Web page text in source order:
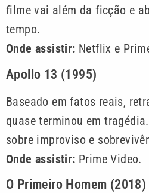
filme vai além da ficção e
tempo.
Onde assistir: Netflix e
Apollo 13 (1995)
Baseado em fatos reais,
quase terminou em
sobre improviso e
Onde assistir: Prime Video.
O Primeiro Homem (2018)